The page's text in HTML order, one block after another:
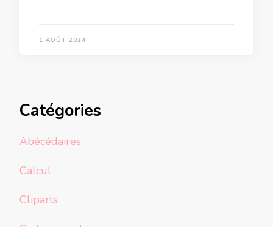
1 AOÛT 2024
Catégories
Abécédaires
Calcul
Cliparts